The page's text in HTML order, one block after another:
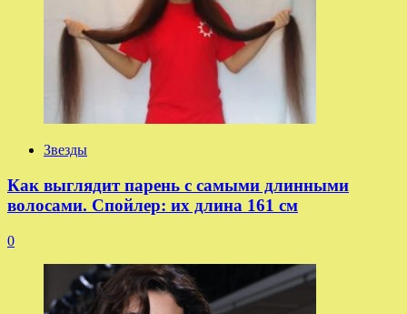
Звезды
Как выглядит парень с самыми длинными
волосами. Спойлер: их длина 161 см
0